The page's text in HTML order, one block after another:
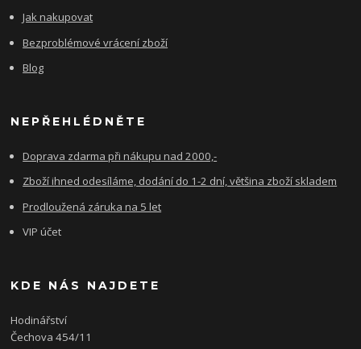
Jak nakupovat
Bezproblémové vrácení zboží
Blog
NEPŘEHLÉDNĚTE
Doprava zdarma při nákupu nad 2000,-
Zboží ihned odesíláme, dodání do 1-2 dní, většina zboží skladem
Prodloužená záruka na 5 let
VIP účet
KDE NÁS NAJDETE
Hodinářství
Čechova 454/11